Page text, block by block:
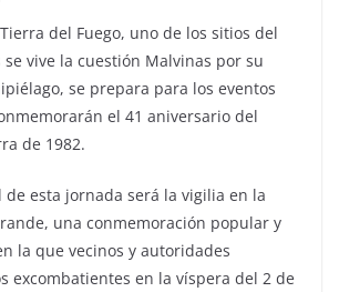
del Fuego, uno de los sitios del
vive la cuestión Malvinas por su
se prepara para los eventos
el 41 aniversario del
de 1982.
de esta jornada será la vigilia en la
una conmemoración popular y
la que vecinos y autoridades
excombatientes en la víspera del 2 de